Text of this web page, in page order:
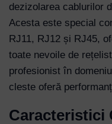
dezizolarea cablurilor
Acesta este special
RJ11, RJ12 și RJ45,
toate nevoile de
profesionist în
cleste oferă
Caracteristici